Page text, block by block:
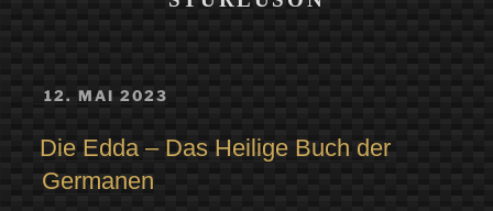
VERÖFFENTLICHT
12. MAI 2023
Die Edda – Das Heilige Buch der
Germanen